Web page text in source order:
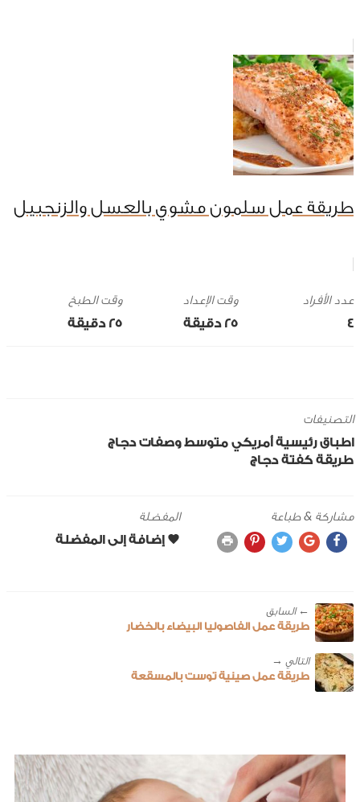
طريقة عمل سلمون مشوي بالعسل والزنجبيل
4
وقت الإعداد
25 ‎دقيقة
وقت الطبخ
25 ‎دقيقة
التصنيفات
اطباق رئيسية أمريكي متوسط وصفات دجاج
طريقة كفتة دجاج
مشاركة & طباعة المفضلة
← ‎السابق
طريقة عمل الفاصوليا البيضاء بالخضار
طريقة عمل صينية توست بالمسقعة